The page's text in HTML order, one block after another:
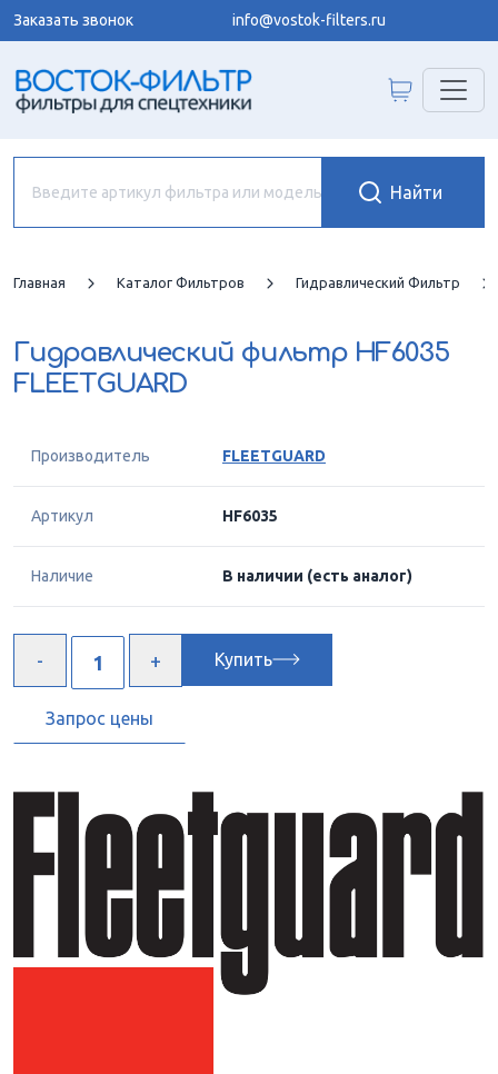
Заказать звонок info@vostok-filters.ru
Главная Каталог Фильтров Гидравлический Фильтр
Гидравлический фильтр HF6035
FLEETGUARD
Производитель FLEETGUARD
Артикул HF6035
Наличие В наличии (есть аналог)
Купить
Запрос цены